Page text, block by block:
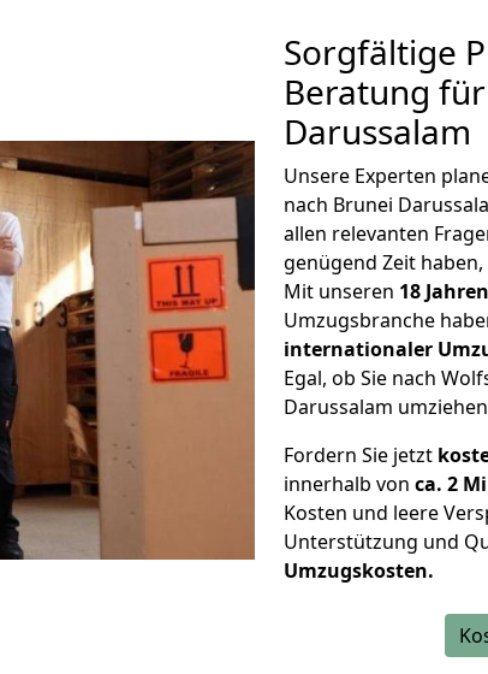
Sorgfältige
Beratung
Darussalam
Unsere Experten
nach Brunei
allen relevanten
genügend Zeit
Mit unseren 18
Umzugsbranche
internationaler
Egal, ob Sie nach
Darussalam
Fordern Sie jetzt
innerhalb von ca. 2
Kosten und leere
Unterstützung und
Umzugskosten.